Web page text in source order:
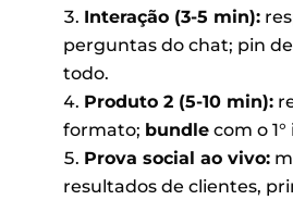
Interação (3-5 min):
perguntas do chat; pin
todo.
Produto 2 (5-10 min):
formato; bundlecom o 1°
Prova social ao vivo:
resultados de clientes,